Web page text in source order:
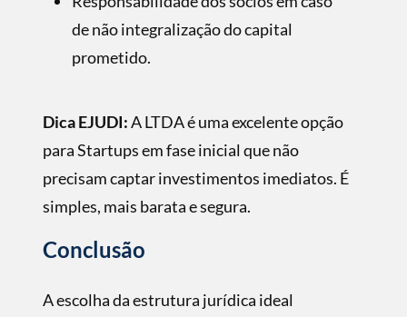
de não integralização do capital
prometido.
Dica EJUDI:A LTDA é uma excelente opção
para Startups em fase inicial que não
precisam captar investimentos imediatos. É
simples, mais barata e segura.
Conclusão
A escolha da estrutura jurídica ideal